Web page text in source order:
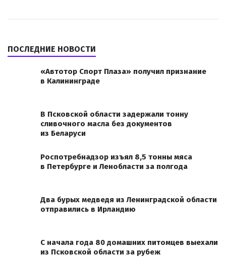
ПОСЛЕДНИЕ НОВОСТИ
«Автотор Спорт Плаза» получил признание
в Калининграде
В Псковской области задержали тонну
сливочного масла без документов
из Беларуси
Роспотребнадзор изъял 8,5 тонны мяса
в Петербурге и Ленобласти за полгода
Два бурых медведя из Ленинградской области
отправились в Ирландию
С начала года 80 домашних питомцев выехали
из Псковской области за рубеж